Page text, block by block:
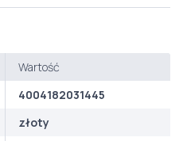
Wartość
4004182031445
złoty